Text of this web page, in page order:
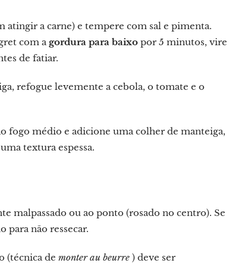
atingir a carne) e tempere com sal e pimenta.
com a gordura para baixo por 5 minutos, vire
de fatiar.
refogue levemente a cebola, o tomate e o
fogo médio e adicione uma colher de manteiga,
textura espessa.
malpassado ou ao ponto (rosado no centro). Se
para não ressecar.
(técnica de monter au beurre ) deve ser